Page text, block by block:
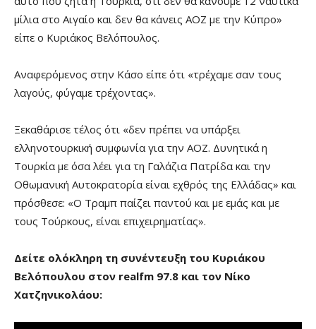
μίλια στο Αιγαίο και δεν θα κάνεις ΑΟΖ με την Κύπρο»
είπε ο Κυριάκος Βελόπουλος.
Αναφερόμενος στην Κάσο είπε ότι «τρέχαμε σαν τους
λαγούς, φύγαμε τρέχοντας».
Ξεκαθάρισε τέλος ότι «δεν πρέπει να υπάρξει
ελληνοτουρκική συμφωνία για την ΑΟΖ. Δυνητικά η
Τουρκία με όσα λέει για τη Γαλάζια Πατρίδα και την
Οθωμανική Αυτοκρατορία είναι εχθρός της Ελλάδας» και
πρόσθεσε: «Ο Τραμπ παίζει παντού και με εμάς και με
τους Τούρκους, είναι επιχειρηματίας».
Δείτε ολόκληρη τη συνέντευξη του Κυριάκου
Βελόπουλου στον realfm 97.8 και τον Νίκο
Χατζηνικολάου: